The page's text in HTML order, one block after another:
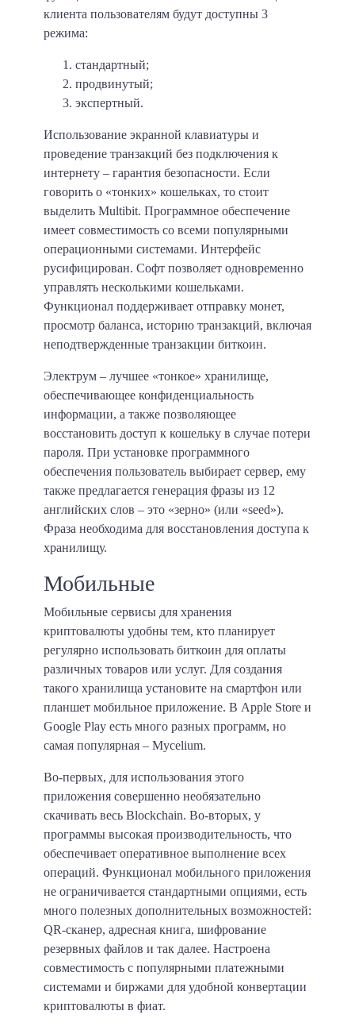
клиента пользователям будут доступны 3
режима:
стандартный;
продвинутый;
экспертный.
Использование экранной клавиатуры и
проведение транзакций без подключения к
интернету – гарантия безопасности. Если
говорить о «тонких» кошельках, то стоит
выделить Multibit. Программное обеспечение
имеет совместимость со всеми популярными
операционными системами. Интерфейс
русифицирован. Софт позволяет одновременно
управлять несколькими кошельками.
Функционал поддерживает отправку монет,
просмотр баланса, историю транзакций, включая
неподтвержденные транзакции биткоин.
Электрум – лучшее «тонкое» хранилище,
обеспечивающее конфиденциальность
информации, а также позволяющее
восстановить доступ к кошельку в случае потери
пароля. При установке программного
обеспечения пользователь выбирает сервер, ему
также предлагается генерация фразы из 12
английских слов – это «зерно» (или «seed»).
Фраза необходима для восстановления доступа к
хранилищу.
Мобильные
Мобильные сервисы для хранения
криптовалюты удобны тем, кто планирует
регулярно использовать биткоин для оплаты
различных товаров или услуг. Для создания
такого хранилища установите на смартфон или
планшет мобильное приложение. В Apple Store и
Google Play есть много разных программ, но
самая популярная – Mycelium.
Во-первых, для использования этого
приложения совершенно необязательно
скачивать весь Blockchain. Во-вторых, у
программы высокая производительность, что
обеспечивает оперативное выполнение всех
операций. Функционал мобильного приложения
не ограничивается стандартными опциями, есть
много полезных дополнительных возможностей:
QR-сканер, адресная книга, шифрование
резервных файлов и так далее. Настроена
совместимость с популярными платежными
системами и биржами для удобной конвертации
криптовалюты в фиат.